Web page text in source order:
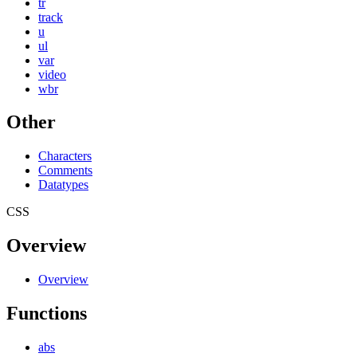
track
u
ul
var
video
wbr
Other
Characters
Comments
Datatypes
CSS
Overview
Overview
Functions
abs